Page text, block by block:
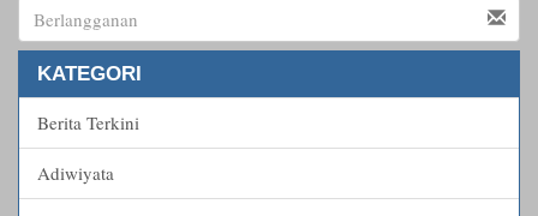
KATEGORI
Berita Terkini
Adiwiyata